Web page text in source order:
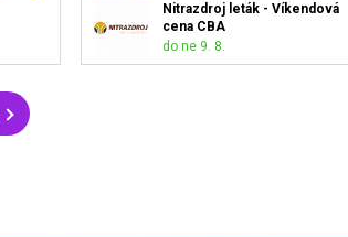
Nitrazdroj leták - Víkendová
cena CBA
do ne 9. 8.